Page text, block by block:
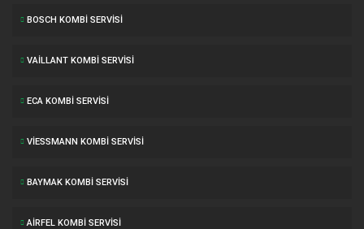
BOSCH KOMBI SERVISI
VAILLANT KOMBI SERVISI
ECA KOMBI SERVISI
VIESSMANN KOMBI SERVISI
BAYMAK KOMBI SERVISI
AIRFEL KOMBI SERVISI